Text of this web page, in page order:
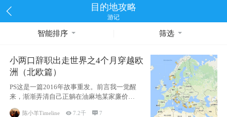
目的地攻略
游记
智能排序 筛选
小两口辞职出走世界之4个月穿越欧
洲（北欧篇）
PS这是一篇2016年故事重发。前言我一觉醒
来，渐渐弄清自己正躺在油麻地某家廉价宾
馆
陈小羊Timeline 7.2千 7